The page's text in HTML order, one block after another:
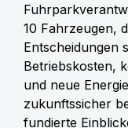
10 Fahrzeugen,
Entscheidungen
Betriebskosten,
und neue
zukunftssicher
fundierte